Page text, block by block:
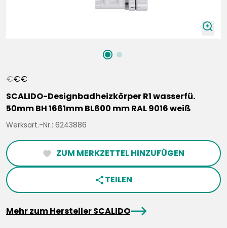
zoomIn
€€€
SCALIDO-Designbadheizkörper R1 wasserfü.
50mm BH 1661mm BL600 mm RAL 9016 weiß
Werksart.-Nr.: 6243886
heartFilled ZUM MERKZETTEL HINZUFÜGEN
share TEILEN
Mehr zum Hersteller SCALIDOarrowRight